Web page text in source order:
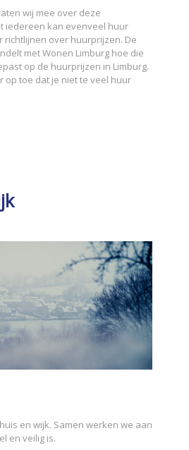
wij mee over deze
iedereen kan evenveel huur
richtlijnen over huurprijzen. De
met Wonen Limburg hoe die
op de huurprijzen in Limburg.
op toe dat je niet te veel huur
en wijk. Samen werken we aan
en veilig is.